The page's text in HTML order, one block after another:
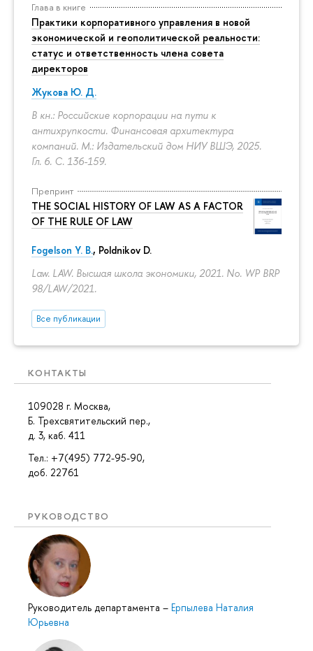
Глава в книге
Практики корпоративного управления в новой
экономической и геополитической реальности:
статус и ответственность члена совета
директоров
Жукова Ю. Д.
В кн.: Российские корпорации на пути к
антихрупкости. Финансовая архитектура
компаний. М.: Издательский дом НИУ ВШЭ, 2025.
Гл. 6. С. 136-159.
Препринт
THE SOCIAL HISTORY OF LAW AS A FACTOR
OF THE RULE OF LAW
Fogelson Y. B., Poldnikov D.
Law. LAW. Высшая школа экономики, 2021. No. WP BRP
98/LAW/2021.
Все публикации
КОНТАКТЫ
109028 г. Москва,
Б. Трехсвятительский пер.,
д. 3, каб. 411
Тел.: +7(495) 772-95-90,
доб. 22761
РУКОВОДСТВО
Руководитель департамента – Ерпылева Наталия
Юрьевна